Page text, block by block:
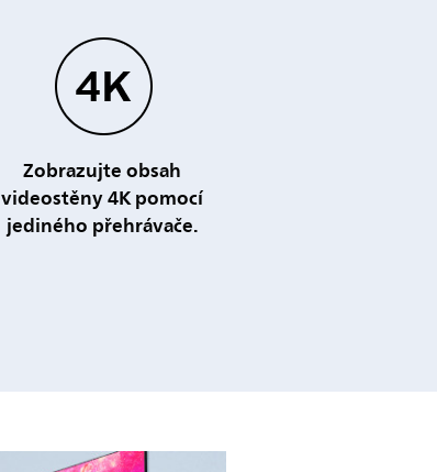
Zobrazujte obsah
videostěny 4K pomocí
jediného přehrávače.